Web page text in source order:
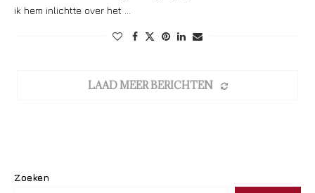
ik hem inlichtte over het …
LAAD MEER BERICHTEN
Zoeken